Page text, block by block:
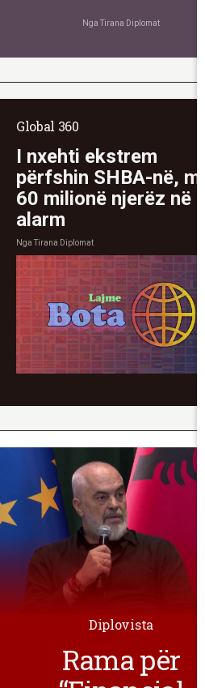
Nga Tirana Diplomat
Global 360
I nxehti ekstrem
përfshin SHBA-në, mbi
60 milionë njerëz në
alarm
NgaTirana Diplomat
Diplovista
Rama për